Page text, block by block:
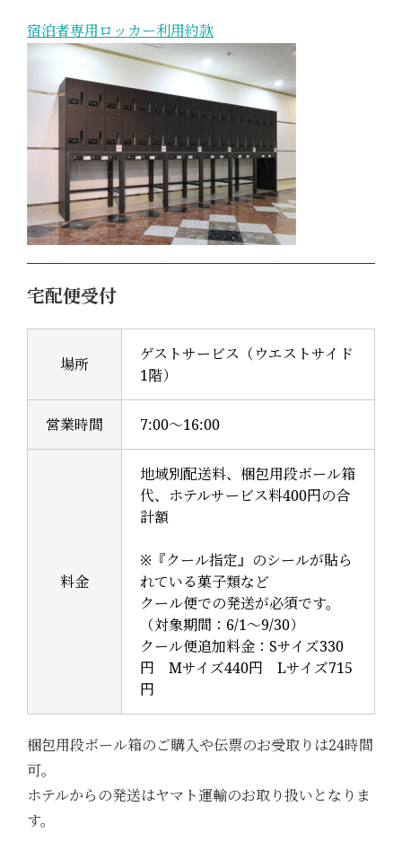
宿泊者専用ロッカー利用約款
宅配便受付
場所
ゲストサービス（ウエストサイド
1階）
営業時間 7:00～16:00
料金
地域別配送料、梱包用段ボール箱
代、ホテルサービス料400円の合
計額
※『クール指定』のシールが貼ら
れている菓子類など
クール便での発送が必須です。
（対象期間：6/1～9/30）
クール便追加料金：Sサイズ330
円 Mサイズ440円 Lサイズ715
円
梱包用段ボール箱のご購入や伝票のお受取りは24時間
可。
ホテルからの発送はヤマト運輸のお取り扱いとなりま
す。